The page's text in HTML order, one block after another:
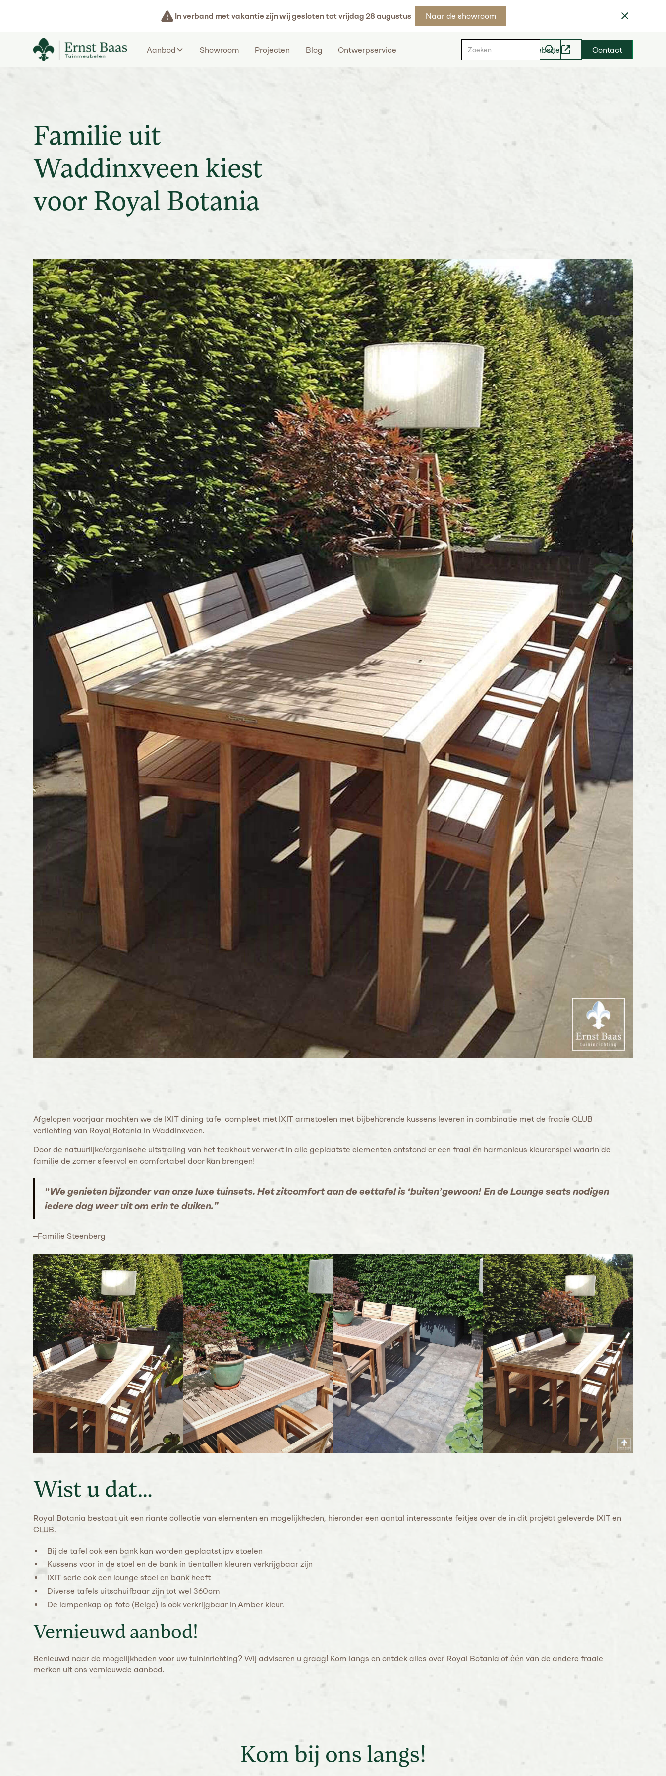
In verband met vakantie zijn wij gesloten tot vrijdag 28 augustus Naar de showroom
Aanbod Showroom Projecten Blog Ontwerpservice Hoveniers website Contact
Familie uit
Waddinxveen kiest
voor Royal Botania
Afgelopen voorjaar mochten we de IXIT dining tafel compleet met IXIT armstoelen met bijbehorende kussens leveren in combinatie met de fraaie CLUB
verlichting van Royal Botania in Waddinxveen.
Door de natuurlijke/organische uitstraling van het teakhout verwerkt in alle geplaatste elementen ontstond er een fraai en harmonieus kleurenspel waarin de
familie de zomer sfeervol en comfortabel door kan brengen!
“We genieten bijzonder van onze luxe tuinsets. Het zitcomfort aan de eettafel is ‘buiten’gewoon! En de Lounge seats nodigen
iedere dag weer uit om erin te duiken.”
–Familie Steenberg
Wist u dat…
Royal Botania bestaat uit een riante collectie van elementen en mogelijkheden, hieronder een aantal interessante feitjes over de in dit project geleverde IXIT en
CLUB.
Bij de tafel ook een bank kan worden geplaatst ipv stoelen
Kussens voor in de stoel en de bank in tientallen kleuren verkrijgbaar zijn
IXIT serie ook een lounge stoel en bank heeft
Diverse tafels uitschuifbaar zijn tot wel 360cm
De lampenkap op foto (Beige) is ook verkrijgbaar in Amber kleur.
Vernieuwd aanbod!
Benieuwd naar de mogelijkheden voor uw tuininrichting? Wij adviseren u graag! Kom langs en ontdek alles over Royal Botania of één van de andere fraaie
merken uit ons vernieuwde aanbod.
Kom bij ons langs!